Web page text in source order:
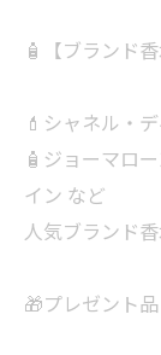
🧴【ブランド
💄シャネル・
🧴ジョーマロ
イン など
人気ブランド
🎁プレゼント